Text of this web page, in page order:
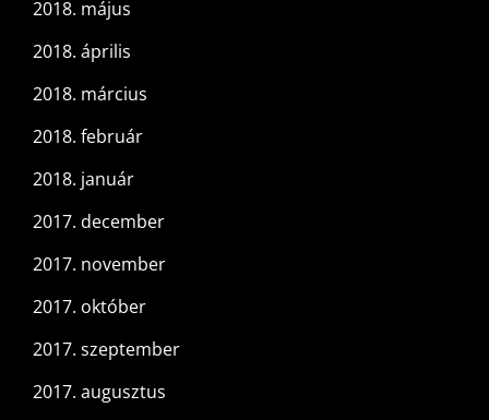
2018. május
2018. április
2018. március
2018. február
2018. január
2017. december
2017. november
2017. október
2017. szeptember
2017. augusztus